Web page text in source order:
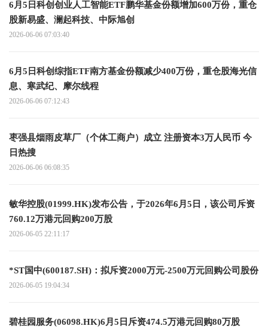
6月5日科创创业人工智能ETF鹏华基金份额增加600万份，重仓
股新易盛、澜起科技、中际旭创
2026-06-06 07:03:40
6月5日科创综指ETF南方基金份额减少400万份，重仓股海光信
息、寒武纪、摩尔线程
2026-06-06 07:12:43
枣强县烟雨皮草厂（个体工商户）成立 注册资本3万人民币 今
日热搜
2026-06-06 06:08:35
敏华控股(01999.HK)发布公告，于2026年6月5日，该公司斥资
760.12万港元回购200万股
2026-06-05 22:11:17
*ST国中(600187.SH)：拟斥资2000万元-2500万元回购公司股份
2026-06-05 19:04:34
碧桂园服务(06098.HK)6月5日斥资474.5万港元回购80万股